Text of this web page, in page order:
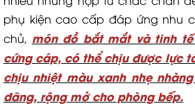
phụ kiện cao cấp đáp ứng nhu
chủ, món đồ bắt mắt và tinh
cứng cáp, có thể chịu được lực
chịu nhiệt màu xanh nhẹ
đãng, rộng mở cho phòng bếp.